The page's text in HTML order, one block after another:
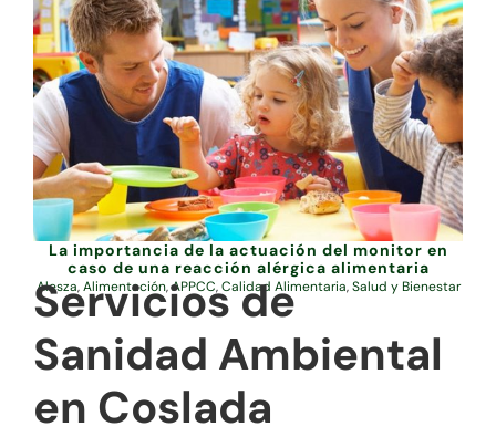
La importancia de la actuación del monitor en
caso de una reacción alérgica alimentaria
Alesza,Alimentación,APPCC,Calidad Alimentaria,Salud y Bienestar
Servicios de
Sanidad Ambiental
en Coslada